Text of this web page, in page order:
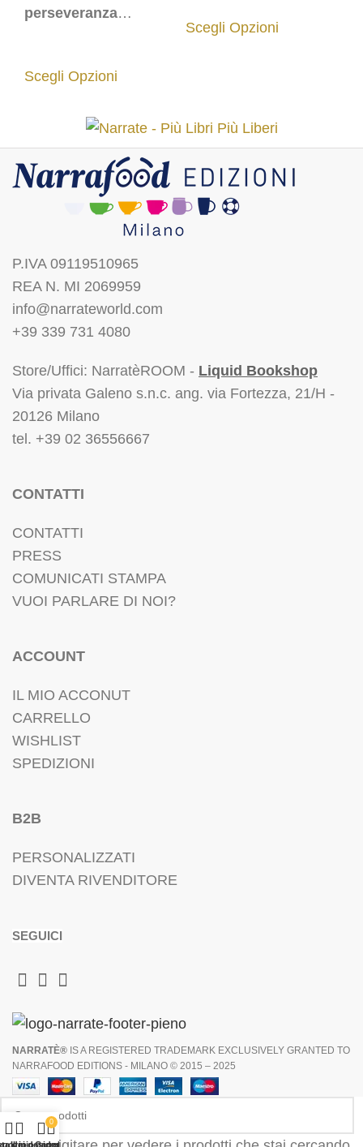
perseveranza
Scegli Opzioni
sul sito.
Scegli Opzioni
P.IVA 09119510965
REA N. MI 2069959
info@narrateworld.com
+39 339 731 4080
Store/Uffici: NarratèROOM - Liquid Bookshop
Via privata Galeno s.n.c. ang. via Fortezza, 21/H -
20126 Milano
tel. +39 02 36556667
CONTATTI
CONTATTI
PRESS
COMUNICATI STAMPA
VUOI PARLARE DI NOI?
ACCOUNT
IL MIO ACCONUT
CARRELLO
WISHLIST
SPEDIZIONI
B2B
PERSONALIZZATI
DIVENTA RIVENDITORE
SEGUICI
NARRATÈ® IS A REGISTERED TRADEMARK EXCLUSIVELY GRANTED TO
NARRAFOOD EDITIONS - MILANO © 2015 – 2025
dei desideri
Il mio account
0
Carrello